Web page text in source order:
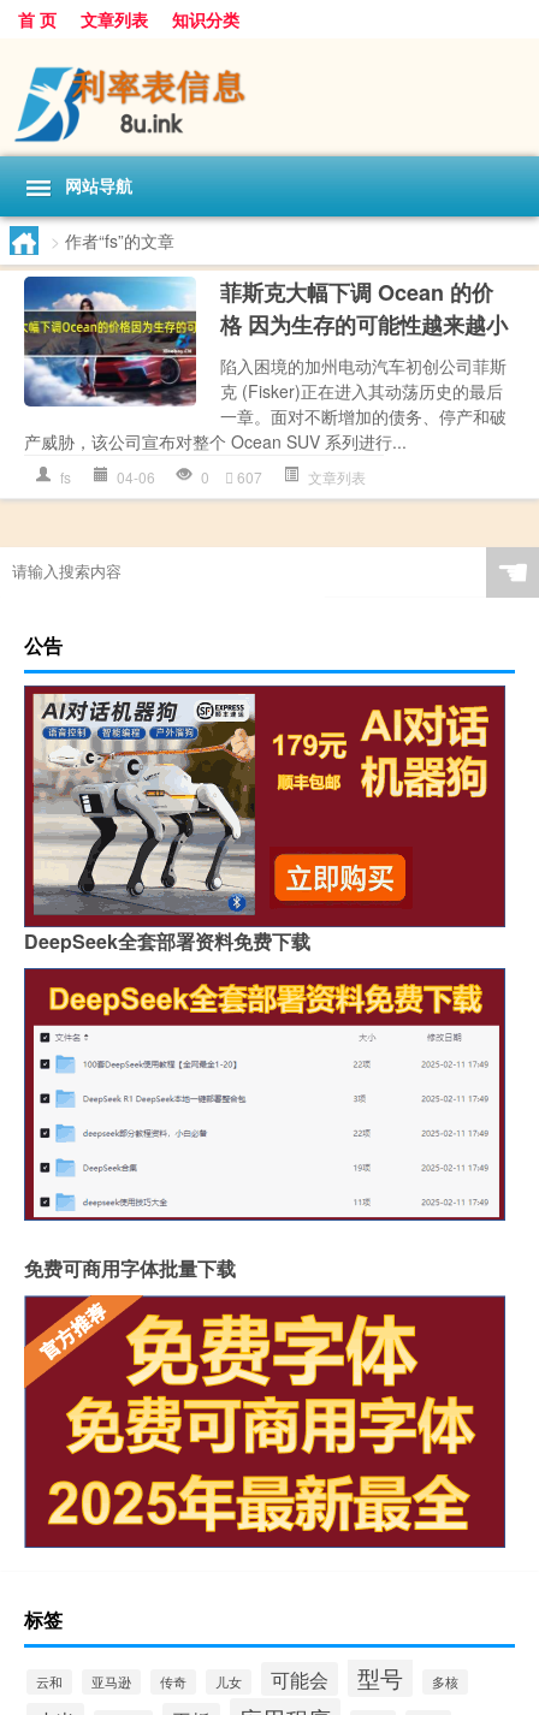
首 页 文章列表 知识分类
网站导航
> 作者“fs”的文章
菲斯克大幅下调 Ocean 的价
格 因为生存的可能性越来越小
陷入困境的加州电动汽车初创公司菲斯
克 (Fisker)正在进入其动荡历史的最后
一章。面对不断增加的债务、停产和破
产威胁，该公司宣布对整个 Ocean SUV 系列进行...
fs 04-06 0 607 文章列表
☚
公告
DeepSeek全套部署资料免费下载
免费可商用字体批量下载
标签
云和 亚马逊 传奇 儿女 可能会 型号 多核